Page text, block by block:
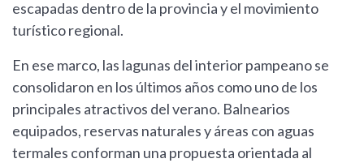
escapadas dentro de la provincia y el movimiento
turístico regional.
En ese marco, las lagunas del interior pampeano se
consolidaron en los últimos años como uno de los
principales atractivos del verano. Balnearios
equipados, reservas naturales y áreas con aguas
termales conforman una propuesta orientada al